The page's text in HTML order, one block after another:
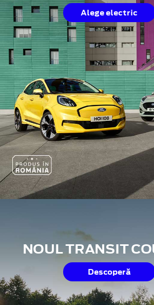
Alege electric
NOUL TRANSIT
Descoperă